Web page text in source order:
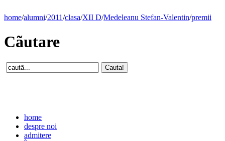
home/alumni/2011/clasa/XII D/Medeleanu Stefan-Valentin/premii
Cãutare
home
despre noi
admitere